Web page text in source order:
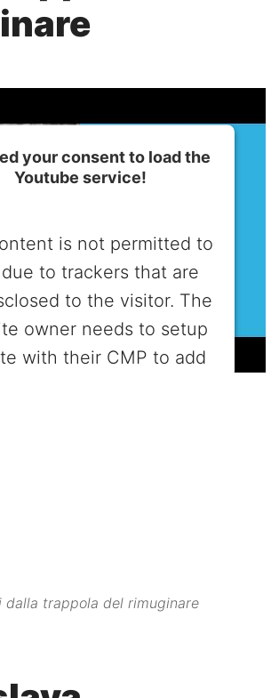
your consent to load the
Youtube service!
is not permitted to
to trackers that are
to the visitor. The
owner needs to setup
with their CMP to add
dalla trappola del rimuginare